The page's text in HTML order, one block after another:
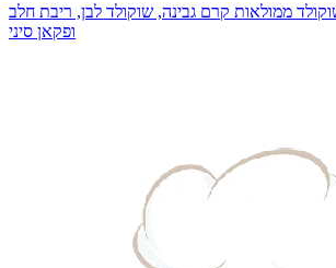
ממולאות קרם גבינה, שוקולד לבן, ריבת חלב
ופקאן סיני